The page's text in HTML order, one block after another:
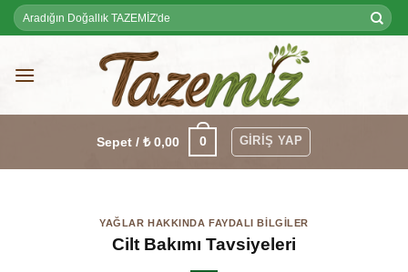
Skip
to
Ara:
Sepet / ₺0,00 0 GIRIŞ YAP
YAĞLAR HAKKINDA FAYDALI BILGILER
Cilt Bakımı Tavsiyeleri